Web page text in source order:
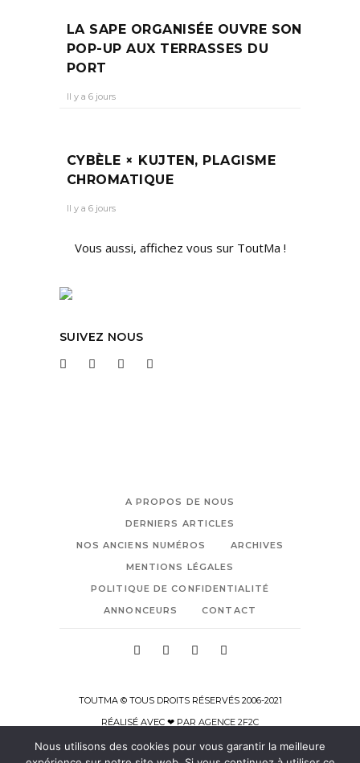
LA SAPE ORGANISÉE OUVRE SON
POP-UP AUX TERRASSES DU
PORT
Il y a 6 jours
CYBÈLE × KUJTEN, PLAGISME
CHROMATIQUE
Il y a 6 jours
Vous aussi, affichez vous sur ToutMa !
SUIVEZ NOUS
A PROPOS DE NOUS
DERNIERS ARTICLES
NOS ANCIENS NUMÉROS
ARCHIVES
MENTIONS LÉGALES
POLITIQUE DE CONFIDENTIALITÉ
ANNONCEURS
CONTACT
TOUTMA © TOUS DROITS RÉSERVÉS 2006-2021
RÉALISÉ AVEC ❤ PAR AGENCE 2F2C
Nous utilisons des cookies pour vous garantir la meilleure